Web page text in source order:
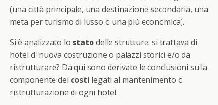
(una città principale, una destinazione secondaria, una
meta per turismo di lusso o una più economica).
Si è analizzato lo statodelle strutture: si trattava di
hotel di nuova costruzione o palazzi storici e/o da
ristrutturare? Da qui sono derivate le conclusioni sulla
componente dei costi legati al mantenimento o
ristrutturazione di ogni hotel.